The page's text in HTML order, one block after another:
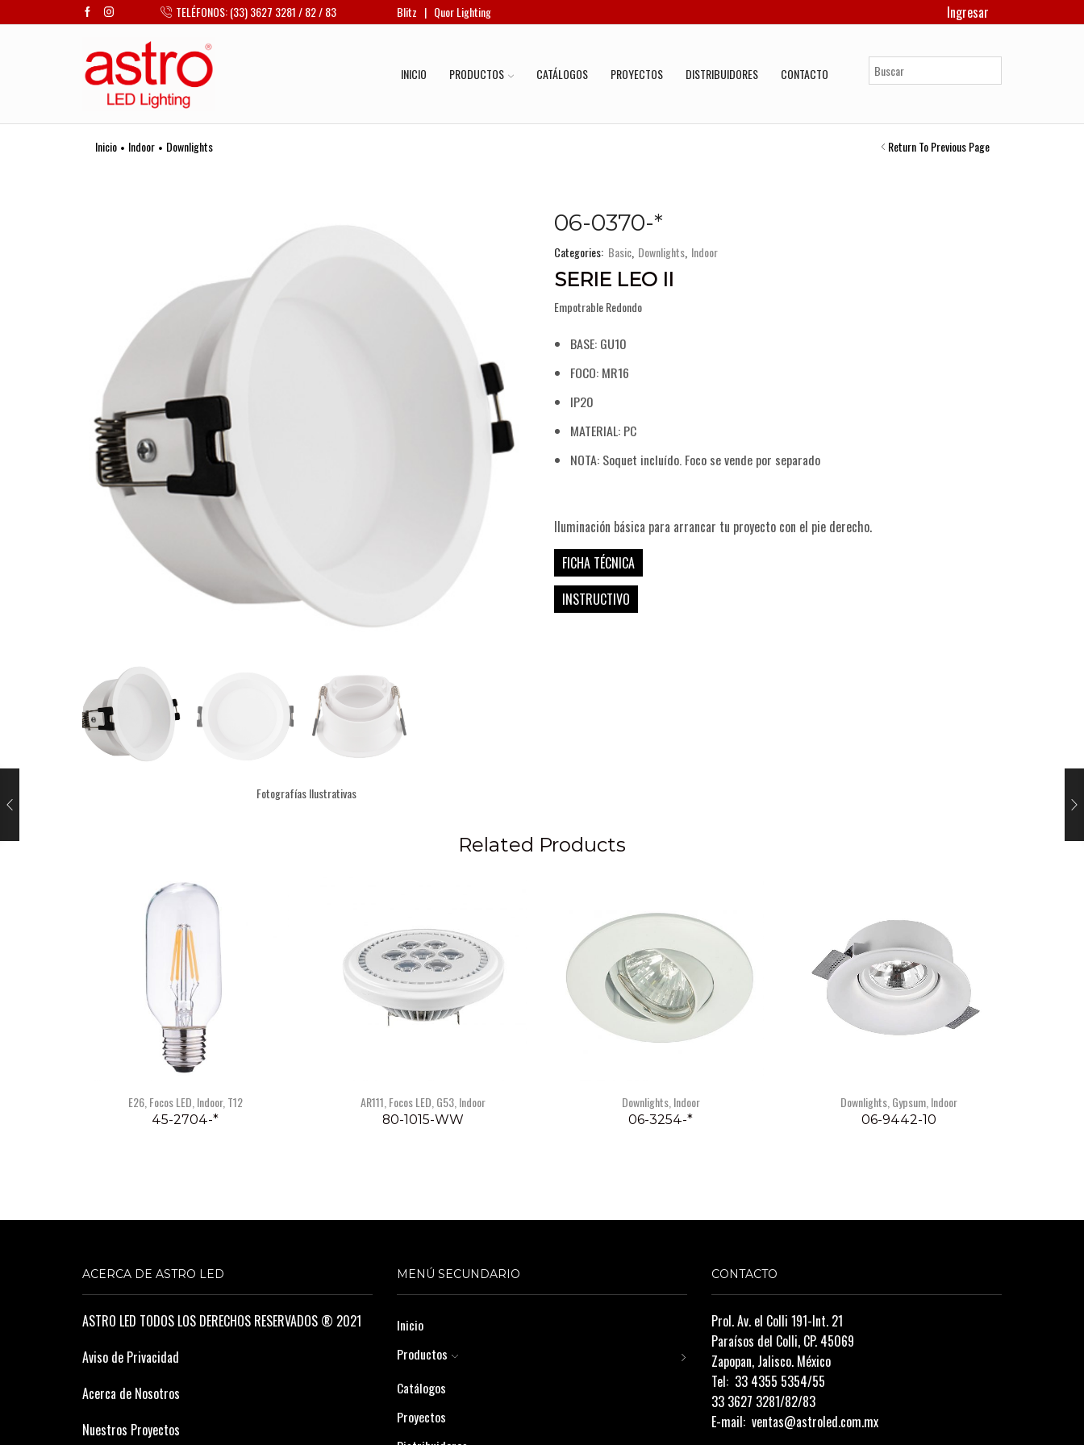
TELÉFONOS: (33) 3627 3281 / 82 / 83 Blitz | Quor Lighting Ingresar
INICIO PRODUCTOS CATÁLOGOS PROYECTOS DISTRIBUIDORES CONTACTO
Inicio • Indoor • Downlights Return To Previous Page
Fotografías Ilustrativas
06-0370-*
Categories: Basic Downlights Indoor
SERIE LEO II
Empotrable Redondo
BASE: GU10
FOCO: MR16
IP20
MATERIAL: PC
NOTA: Soquet incluído. Foco se vende por separado
Iluminación básica para arrancar tu proyecto con el pie derecho.
FICHA TÉCNICA
INSTRUCTIVO
Related Products
E26, Focos LED Indoor, T12
45-2704-*
AR111 Focos LED G53 Indoor
80-1015-WW
Downlights, Indoor
06-3254-*
Downlights, Gypsum, Indoor
06-9442-10
ACERCA DE ASTRO LED
ASTRO LED TODOS LOS DERECHOS RESERVADOS ® 2021
Aviso de Privacidad
Acerca de Nosotros
Nuestros Proyectos
MENÚ SECUNDARIO
Inicio
Productos
Catálogos
Proyectos
CONTACTO
Prol. Av. el Colli 191-Int. 21
Paraísos del Colli, CP. 45069
Zapopan, Jalisco. México
Tel: 33 4355 5354/55
33 3627 3281/82/83
E-mail: ventas@astroled.com.mx